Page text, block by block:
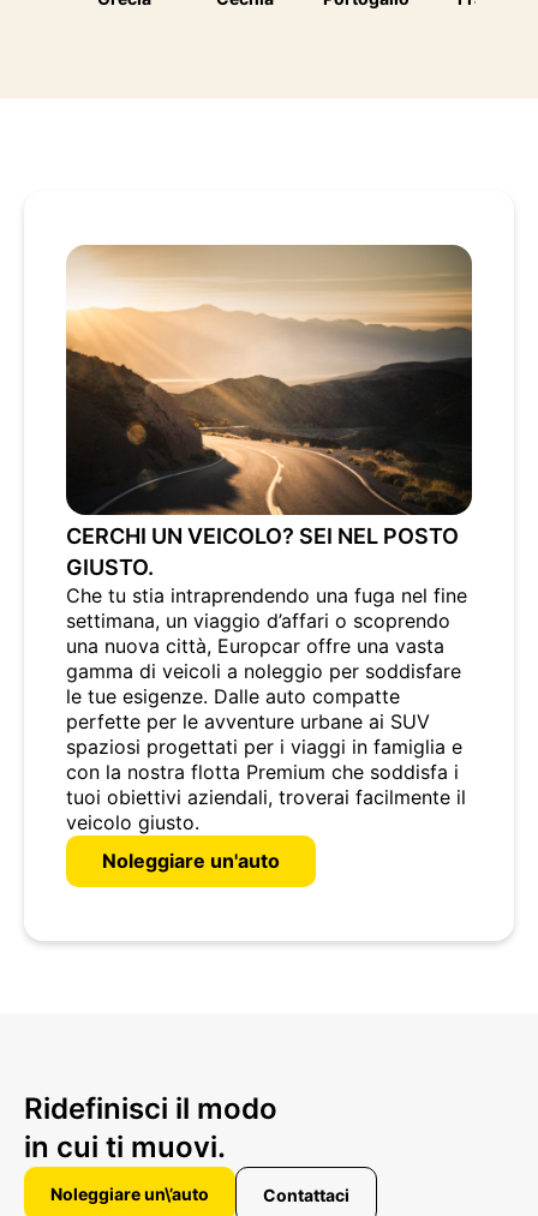
CERCHI UN VEICOLO? SEI NEL POSTO
GIUSTO.
Che tu stia intraprendendo una fuga nel fine
settimana, un viaggio d’affari o scoprendo
una nuova città, Europcar offre una vasta
gamma di veicoli a noleggio per soddisfare
le tue esigenze. Dalle auto compatte
perfette per le avventure urbane ai SUV
spaziosi progettati per i viaggi in famiglia e
con la nostra flotta Premium che soddisfa i
tuoi obiettivi aziendali, troverai facilmente il
veicolo giusto.
Noleggiare un'auto
Ridefinisci il modo
in cui ti muovi.
Noleggiare un\’auto Contattaci